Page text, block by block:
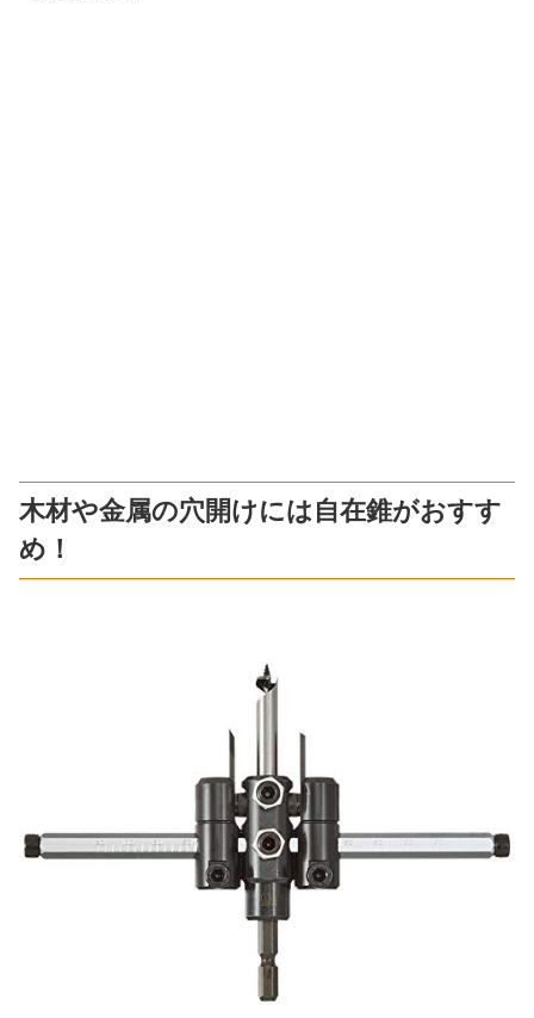
木材や金属の穴開けには自在錐がおすす
め！